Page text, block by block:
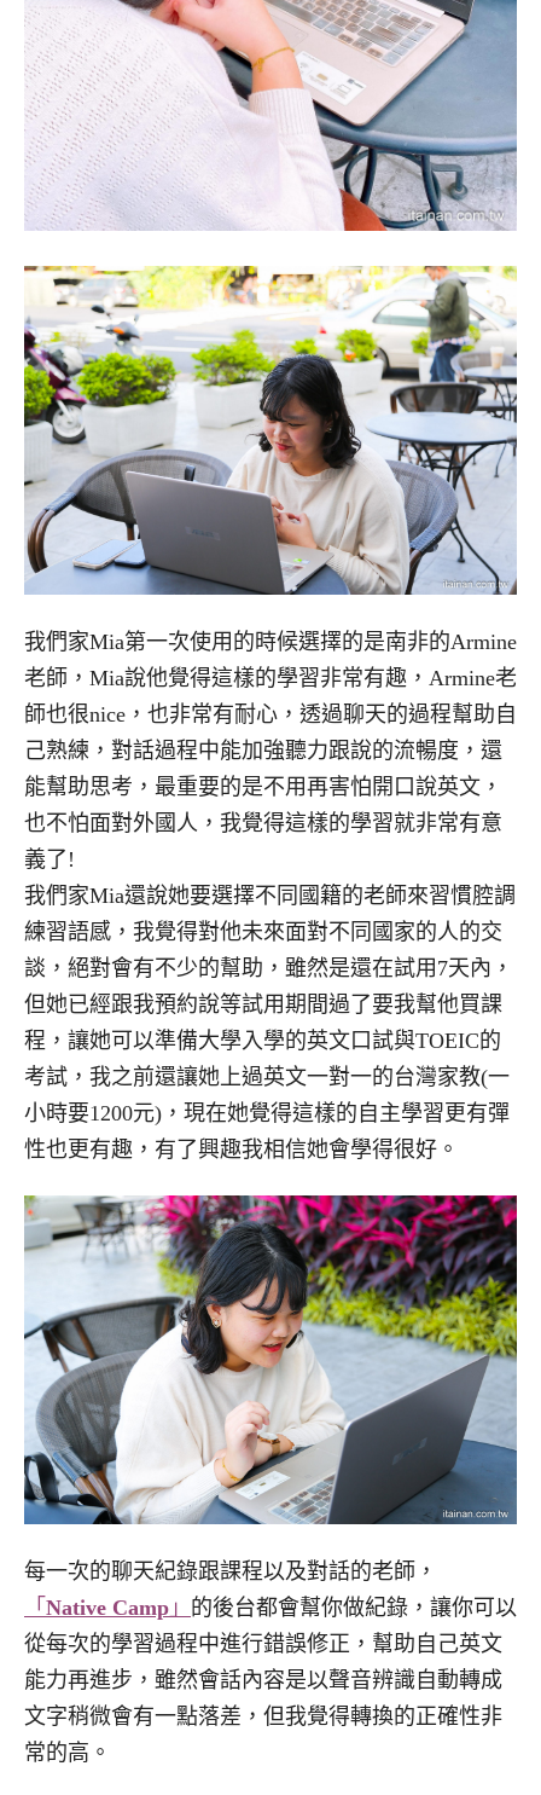
我們家Mia第一次使用的時候選擇的是南非的Armine
老師，Mia說他覺得這樣的學習非常有趣，Armine老
師也很nice，也非常有耐心，透過聊天的過程幫助自
己熟練，對話過程中能加強聽力跟說的流暢度，還
能幫助思考，最重要的是不用再害怕開口說英文，
也不怕面對外國人，我覺得這樣的學習就非常有意
義了!
我們家Mia還說她要選擇不同國籍的老師來習慣腔調
練習語感，我覺得對他未來面對不同國家的人的交
談，絕對會有不少的幫助，雖然是還在試用7天內，
但她已經跟我預約說等試用期間過了要我幫他買課
程，讓她可以準備大學入學的英文口試與TOEIC的
考試，我之前還讓她上過英文一對一的台灣家教(一
小時要1200元)，現在她覺得這樣的自主學習更有彈
性也更有趣，有了興趣我相信她會學得很好。
每一次的聊天紀錄跟課程以及對話的老師，
「 Native Camp 」 的後台都會幫你做紀錄，讓你可以
從每次的學習過程中進行錯誤修正，幫助自己英文
能力再進步，雖然會話內容是以聲音辨識自動轉成
文字稍微會有一點落差，但我覺得轉換的正確性非
常的高。